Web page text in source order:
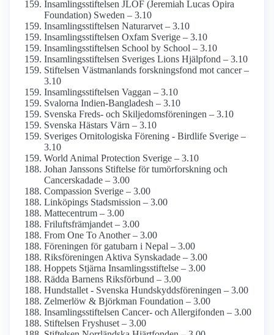
Insamlings­stiftelsen JLOF (Jeremiah Lucas Opira
Foundation) Sweden – 3.10
Insamlings­stiftelsen Naturarvet – 3.10
Insamlings­stiftelsen Oxfam Sverige – 3.10
Insamlings­stiftelsen School by School – 3.10
Insamlings­stiftelsen Sveriges Lions Hjälpfond – 3.10
Stiftelsen Västmanlands forskningsfond mot cancer –
3.10
Insamlings­stiftelsen Vaggan – 3.10
Svalorna Indien-Bangladesh – 3.10
Svenska Freds- och Skiljedoms­föreningen – 3.10
Svenska Hästars Värn – 3.10
Sveriges Ornitologiska Förening - Birdlife Sverige –
3.10
World Animal Protection Sverige – 3.10
Johan Janssons Stiftelse för tumör­forskning och
Cancer­skadade – 3.00
Compassion Sverige – 3.00
Linköpings Stadsmission – 3.00
Mattecentrum – 3.00
Frilufts­främjandet – 3.00
From One To Another – 3.00
Föreningen för gatubarn i Nepal – 3.00
Riksföreningen Aktiva Synskadade – 3.00
Hoppets Stjärna Insamlings­stiftelse – 3.00
Rädda Barnens Riksförbund – 3.00
Hundstallet - Svenska Hundskydds­föreningen – 3.00
Zelmerlöw & Björkman Foundation – 3.00
Insamlings­stiftelsen Cancer- och Allergifonden – 3.00
Stiftelsen Fryshuset – 3.00